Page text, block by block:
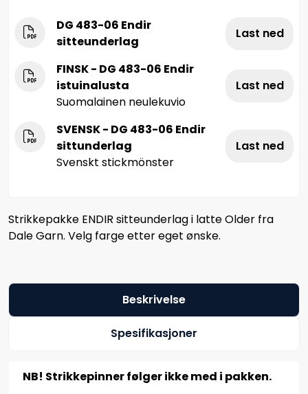
DG 483-06 Endir
sitteunderlag
Last ned
FINSK - DG 483-06 Endir
istuinalusta
Suomalainen neulekuvio
Last ned
SVENSK - DG 483-06 Endir
sittunderlag
Svenskt stickmönster
Last ned
Strikkepakke ENDIR sitteunderlag i latte Older fra
Dale Garn. Velg farge etter eget ønske.
Beskrivelse
Spesifikasjoner
NB! Strikkepinner følger ikke med i pakken.